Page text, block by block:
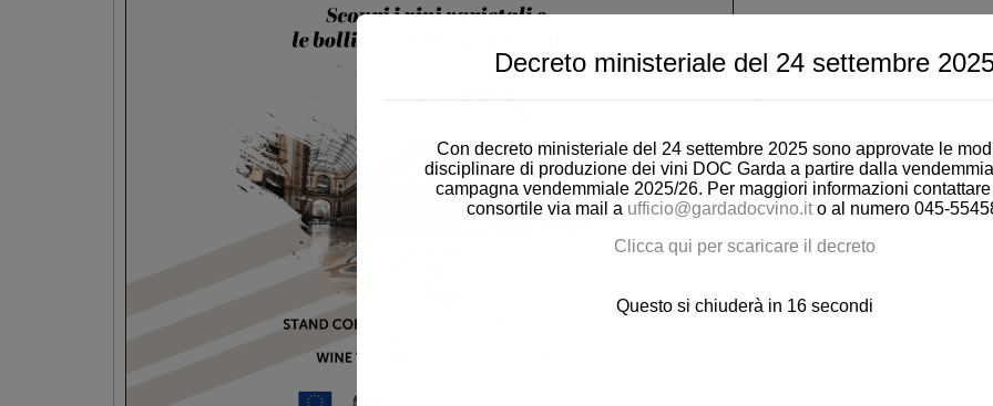
Garda DOC official wine
Scopri i vini varietali e le
firmati #GardaDOC
SCOPRI
Decreto ministeriale del 24 settembre
Con decreto ministeriale del 24 settembre 2025 sono approvate le
disciplinare di produzione dei vini DOC Garda a partire dalla
campagna vendemmiale 2025/26. Per maggiori informazioni
consortile via mail a ufficio@gardadocvino.it o al numero 045-
Clicca qui per scaricare il decreto
Questo si chiuderà in 15 secondi